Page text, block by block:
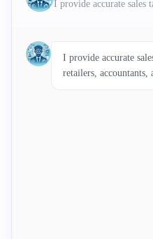
I provide accurate sales
I provide accurate
retailers, accountants,